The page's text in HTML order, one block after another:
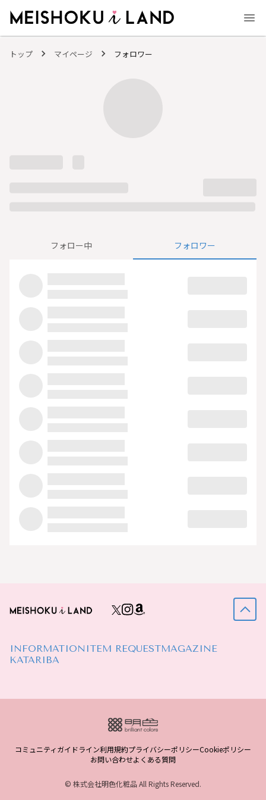
トップ マイページ フォロワー
フォロー中 フォロワー
INFORMATION ITEM REQUESTMAGAZINE
KATARIBA
コミュニティガイドライン利用規約プライバシーポリシーCookieポリシー
お問い合わせよくある質問
© 株式会社明色化粧品 All Rights Reserved.